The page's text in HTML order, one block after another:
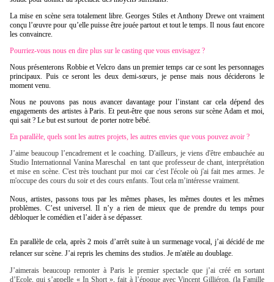
La mise en scène sera totalement libre. Georges Stiles et Anthony Drewe ont vraiment
conçu l’œuvre pour qu’elle puisse être jouée partout et tout le temps. Il nous faut encore
les convaincre.
Pourriez-vous nous en dire plus sur le casting que vous envisagez ?
Nous présenterons Robbie et Velcro dans un premier temps car ce sont les personnages
principaux. Puis ce seront les deux demi-sœurs, je pense mais nous déciderons le
moment venu.
Nous ne pouvons pas nous avancer davantage pour l’instant car cela dépend des
engagements des artistes à Paris. Et peut-être que nous serons sur scène Adam et moi,
qui sait ? Le but est surtout de porter notre bébé.
En parallèle, quels sont les autres projets, les autres envies que vous pouvez avoir ?
J’aime beaucoup l’encadrement et le coaching. D'ailleurs, je viens d'être embauchée au
Studio Internationnal Vanina Mareschal en tant que professeur de chant, interprétation
et mise en scène. C'est très touchant pur moi car c'est l'école où j'ai fait mes armes. Je
m'occupe des cours du soir et des cours enfants. Tout cela m’intéresse vraiment.
Nous, artistes, passons tous par les mêmes phases, les mêmes doutes et les mêmes
problèmes. C’est universel. Il n’y a rien de mieux que de prendre du temps pour
débloquer le comédien et l’aider à se dépasser.
En parallèle de cela, après 2 mois d’arrêt suite à un surmenage vocal, j’ai décidé de me
relancer sur scène. J’ai repris les chemins des studios. Je m'atèle au doublage.
J’aimerais beaucoup remonter à Paris le premier spectacle que j’ai créé en sortant
d’Ecole, qui s’appelle « In Short », fait à l’époque avec Vincent Gilliéron, (la Famille